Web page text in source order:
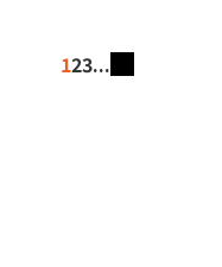
123...